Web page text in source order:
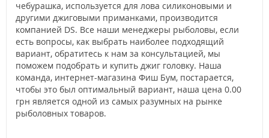
чебурашка, используется для лова силиконовыми и
другими джиговыми приманками, производится
компанией DS. Все наши менеджеры рыболовы, если
есть вопросы, как выбрать наиболее подходящий
вариант, обратитесь к нам за консультацией, мы
поможем подобрать и купить джиг головку. Наша
команда, интернет-магазина Фиш Бум, постарается,
чтобы это был оптимальный вариант, наша цена 0.00
грн является одной из самых разумных на рынке
рыболовных товаров.